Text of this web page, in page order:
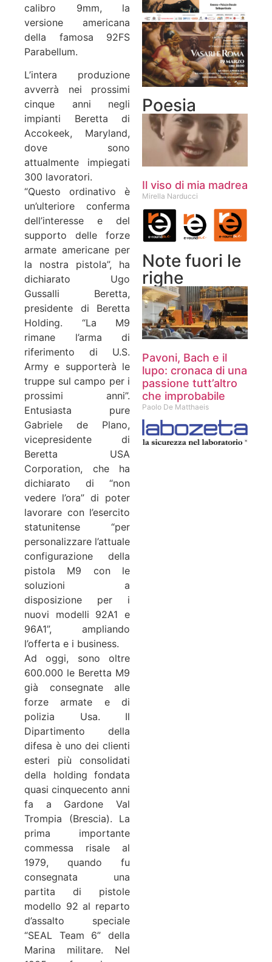
calibro 9mm, la
versione americana
della famosa 92FS
Parabellum.
L’intera produzione
avverrà nei prossimi
cinque anni negli
impianti Beretta di
Accokeek, Maryland,
dove sono
attualmente impiegati
300 lavoratori.
“Questo ordinativo è
un’ulteriore conferma
dell’interesse e del
supporto delle forze
armate americane per
la nostra pistola”, ha
dichiarato Ugo
Gussalli Beretta,
presidente di Beretta
Holding. “La M9
rimane l’arma di
riferimento di U.S.
Army e supporterà le
truppe sul campo per i
prossimi anni”.
Entusiasta pure
Gabriele de Plano,
vicepresidente di
Beretta USA
Corporation, che ha
dichiarato di “non
vedere l’ora” di poter
lavorare con l’esercito
statunitense “per
personalizzare l’attuale
configurazione della
pistola M9 con le
soluzioni a
disposizione per i
nuovi modelli 92A1 e
96A1”, ampliando
l’offerta e i business.
Ad oggi, sono oltre
600.000 le Beretta M9
già consegnate alle
forze armate e di
polizia Usa. Il
Dipartimento della
difesa è uno dei clienti
esteri più consolidati
della holding fondata
quasi cinquecento anni
fa a Gardone Val
Trompia (Brescia). La
prima importante
commessa risale al
1979, quando fu
consegnata una
partita di pistole
modello 92 al reparto
d’assalto speciale
“SEAL Team 6” della
Marina militare. Nel
Poesia
Il viso di mia madrea
Mirella Narducci
Note fuori le
righe
Pavoni, Bach e il
lupo: cronaca di una
passione tutt’altro
che improbabile
Paolo De Matthaeis